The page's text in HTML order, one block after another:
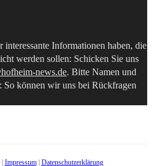
interessante Informationen haben, die
werden sollen: Schicken Sie uns
news.de. Bitte Namen und
So können wir uns bei Rückfragen
Impressum| Datenschutzerklärung